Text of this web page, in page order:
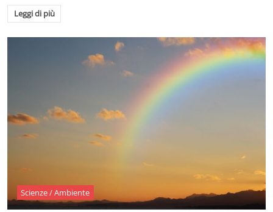
Leggi di più
Scienze / Ambiente